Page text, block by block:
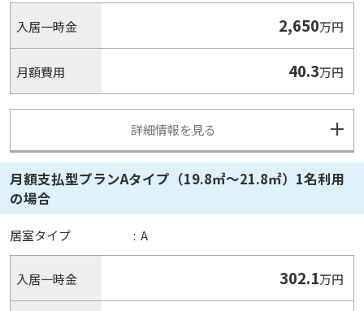
入居一時金 2,650万円
月額費用 40.3万円
詳細情報を見る
月額支払型プランAタイプ（19.8㎡～21.8㎡）1名利用
の場合
居室タイプ : A
入居一時金 302.1万円